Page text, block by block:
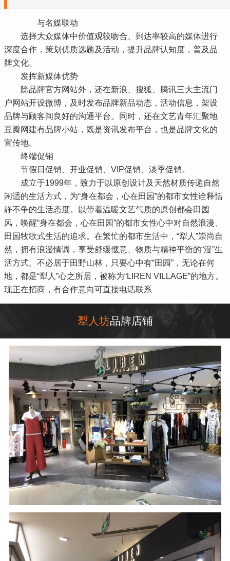
与名媒联动
选择大众媒体中价值观较吻合、到达率较高的媒体进行
深度合作，策划优质选题及活动，提升品牌认知度，普及品
牌文化。
发挥新媒体优势
除品牌官方网站外，还在新浪、搜狐、腾讯三大主流门
户网站开设微博，及时发布品牌新品动态，活动信息，架设
品牌与顾客间良好的沟通平台。同时，还在文艺青年汇聚地
豆瓣网建有品牌小站，既是资讯发布平台，也是品牌文化的
宣传地。
终端促销
节假日促销、开业促销、VIP促销、淡季促销。
成立于1999年，致力于以原创设计及天然材质传递自然
闲适的生活方式，为“身在都会，心在田园”的都市女性诠释恬
静不争的生活态度。以带着温暖文艺气质的原创都会田园
风，唤醒“身在都会，心在田园”的都市女性心中对自然浪漫、
田园牧歌式生活的追求。在繁忙的都市生活中，“犁人”崇尚自
然，拥有浪漫情调，享受舒缓惬意、物质与精神平衡的“漫”生
活方式。不必居于田野山林，只要心中有“田园”，无论在何
地，都是“犁人”心之所居，被称为“LIREN VILLAGE”的地方。
现正在招商，有合作意向可直接电话联系
犁人坊品牌店铺